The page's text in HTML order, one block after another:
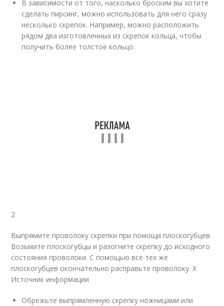
В зависимости от того, насколько броским вы хотите
сделать пирсинг, можно использовать для него сразу
несколько скрепок. Например, можно расположить
рядом два изготовленных из скрепок кольца, чтобы
получить более толстое кольцо.
2
Выпрямите проволоку скрепки при помощи плоскогубцев.
Возьмите плоскогубцы и разогните скрепку до исходного
состояния проволоки. С помощью все тех же
плоскогубцев окончательно расправьте проволоку. X
Источник информации
Обрежьте выпрямленную скрепку ножницами или